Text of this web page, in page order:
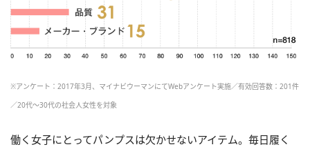
※アンケート：2017年3月、マイナビウーマンにてWebアンケート実施／有効回答数：201件
／20代～30代の社会人女性を対象
働く女子にとってパンプスは欠かせないアイテム。毎日履く